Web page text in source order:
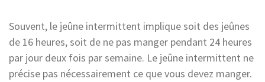
Souvent, le jeûne intermittent implique soit des jeûnes
de 16 heures, soit de ne pas manger pendant 24 heures
par jour deux fois par semaine. Le jeûne intermittent ne
précise pas nécessairement ce que vous devez manger.